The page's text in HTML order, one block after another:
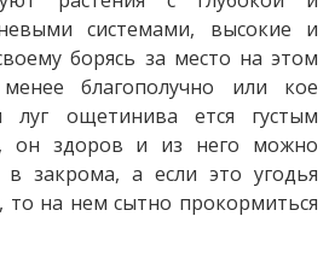
системами, высокие и
борясь за место на этом
благополучно или кое
луг ощетинива ется густым
он здоров и из него можно
в закрома, а если это угодья
то на нем сытно прокормиться